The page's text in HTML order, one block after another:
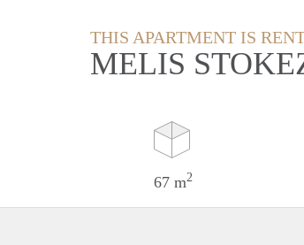
THIS APARTMENT IS
MELIS
67 m2